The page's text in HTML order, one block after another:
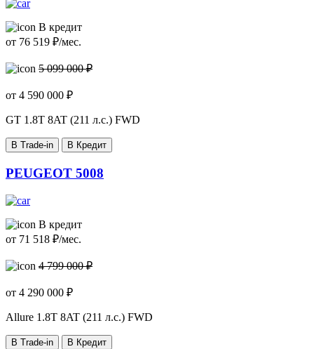
В кредит
от 76 519 ₽/мес.
5 099 000 ₽
от 4 590 000 ₽
GT 1.8T 8AT (211 л.с.) FWD
В Trade-in В Кредит
PEUGEOT 5008
В кредит
от 71 518 ₽/мес.
4 799 000 ₽
от 4 290 000 ₽
Allure 1.8T 8AT (211 л.с.) FWD
В Trade-in В Кредит